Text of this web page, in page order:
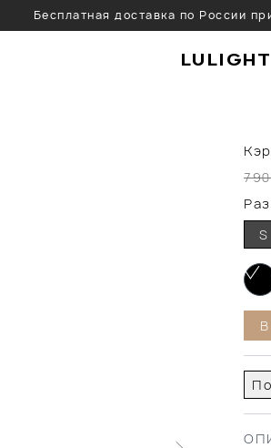
Бесплатная доставка по России
LULIGHT
S